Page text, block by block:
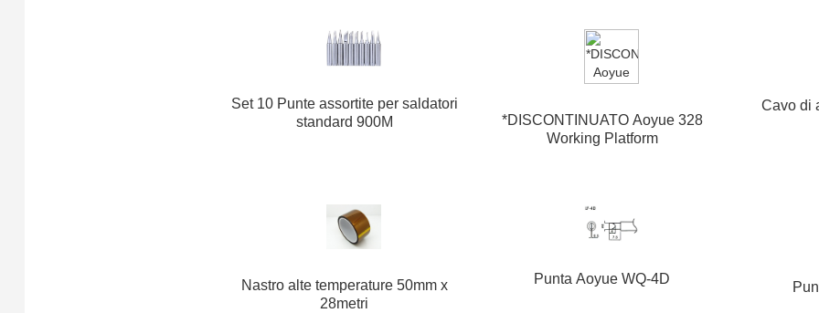
Set 10 Punte assortite per saldatori
standard 900M
*DISCONTINUATO Aoyue 328
Working Platform
Cavo di
Nastro alte temperature 50mm x
28metri
Punta Aoyue WQ-4D